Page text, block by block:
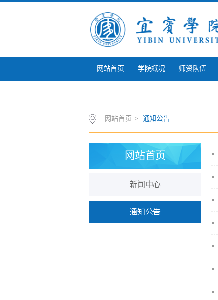
网站首页 学院概况 师资队伍
网站首页 > 通知公告
网站首页
新闻中心
通知公告